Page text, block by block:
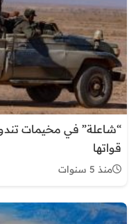
“شاعلة” في مخيمات
قواتها
منذ 5 سنوات